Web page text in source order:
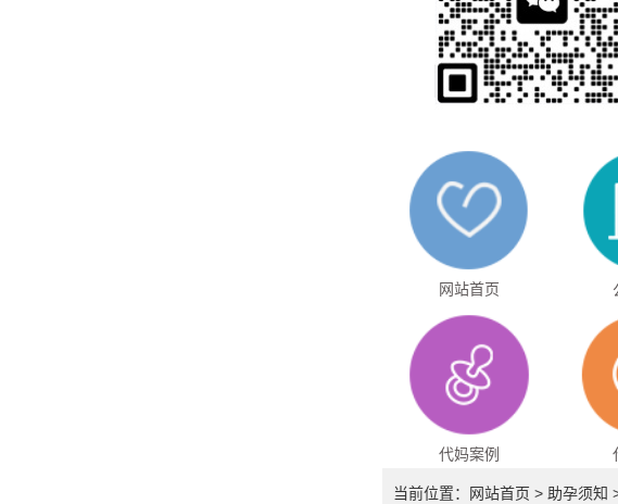
网站首页
代妈案例
当前位置： 网站首页 > 助孕须知